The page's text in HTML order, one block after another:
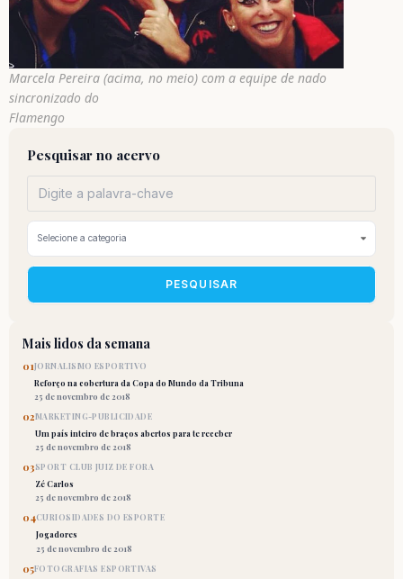
Marcela Pereira (acima, no meio) com a equipe de nado
sincronizado do
Flamengo
Pesquisar no acervo
PESQUISAR
Mais lidos da semana
01JORNALISMO ESPORTIVO
Reforço na cobertura da Copa do Mundo da Tribuna
25 de novembro de 2018
02MARKETING-PUBLICIDADE
Um país inteiro de braços abertos para te receber
25 de novembro de 2018
03SPORT CLUB JUIZ DE FORA
Zé Carlos
25 de novembro de 2018
04CURIOSIDADES DO ESPORTE
Jogadores
25 de novembro de 2018
05FOTOGRAFIAS ESPORTIVAS